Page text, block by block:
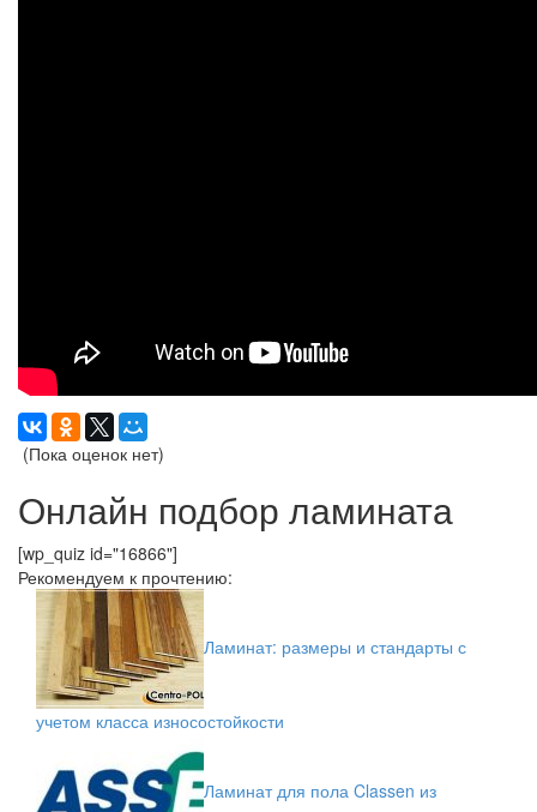
(Пока оценок нет)
Онлайн подбор ламината
[wp_quiz id="16866"]
Рекомендуем к прочтению:
Ламинат: размеры и стандарты с
учетом класса износостойкости
Ламинат для пола Classen из